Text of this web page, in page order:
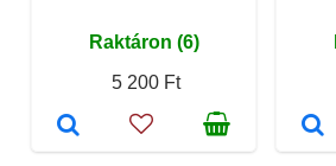
Raktáron (6)
5 200 Ft